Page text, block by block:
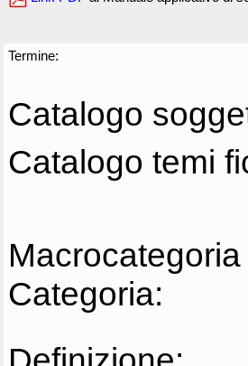
Termine:
Catalogo
Catalogo temi
Macrocategoria
Categoria: